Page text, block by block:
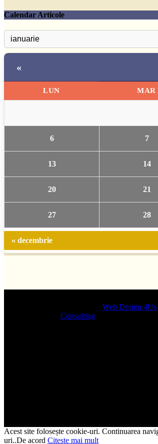
Calendar Articole
«
LUN MAR
6 7
13 14
20 21
27 28
« decembrie
Web Design 4Us
Consulting|
Acest site folosește cookie-uri. Continuarea
uri..De acord Citeste mai mult